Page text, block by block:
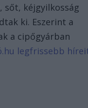
sőt, kéjgyilkosság
ki. Eszerint a
a cipőgyárban
legfrissebb